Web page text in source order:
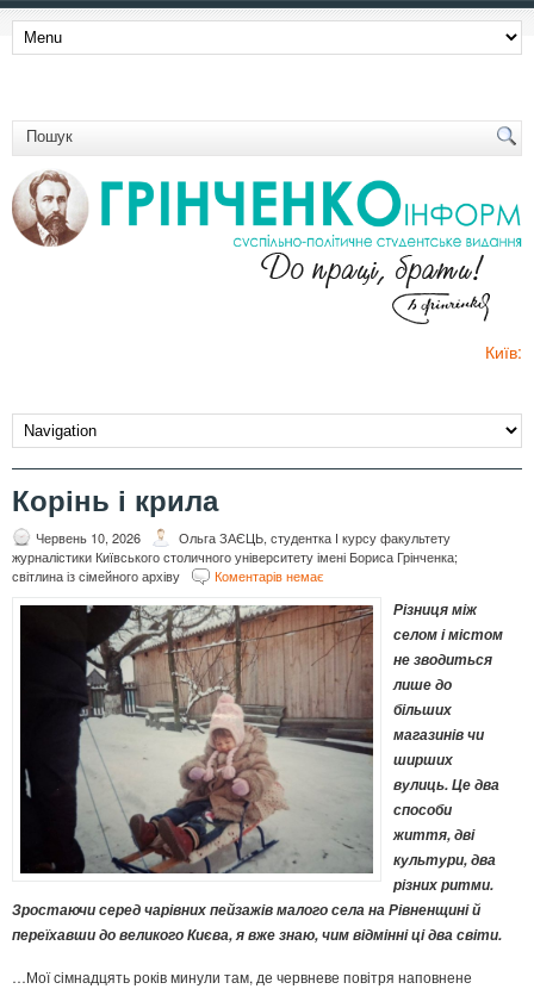
Київ:
Корінь і крила
Червень 10, 2026
Ольга ЗАЄЦЬ, студентка І курсу факультету
журналістики Київського столичного університету імені Бориса Грінченка;
світлина із сімейного архіву
Коментарів немає
Різниця між
селом і містом
не зводиться
лише до
більших
магазинів чи
ширших
вулиць. Це два
способи
життя, дві
культури, два
різних ритми.
Зростаючи серед чарівних пейзажів малого села на Рівненщині й
переїхавши до великого Києва, я вже знаю, чим відмінні ці два світи.
…Мої сімнадцять років минули там, де червневе повітря наповнене